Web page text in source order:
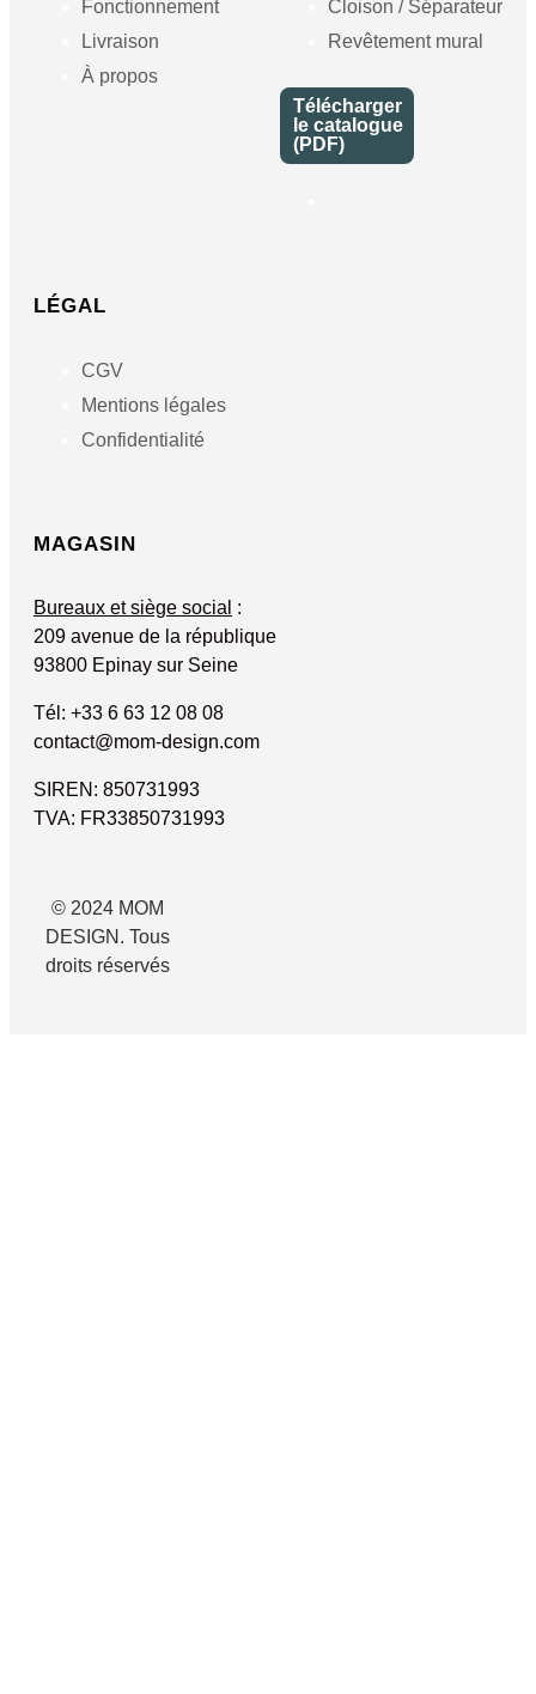
Fonctionnement
Livraison
À propos
Cloison / Séparateur
Revêtement mural
Télécharger
le catalogue
(PDF)
LÉGAL
CGV
Mentions légales
Confidentialité
MAGASIN
Bureaux et siège social :
209 avenue de la république
93800 Epinay sur Seine
Tél: +33 6 63 12 08 08
contact@mom-design.com
SIREN: 850731993
TVA: FR33850731993
© 2024 MOM
DESIGN. Tous
droits réservés